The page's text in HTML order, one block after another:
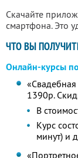
Скачайте
смартфона. Это
ЧТО ВЫ
Онлайн-курсы
1390р.
В
Курс
минут) и